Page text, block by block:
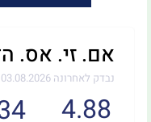
אם. זי. אס.
נבדק לאחרונה 03.08.2026
4.88